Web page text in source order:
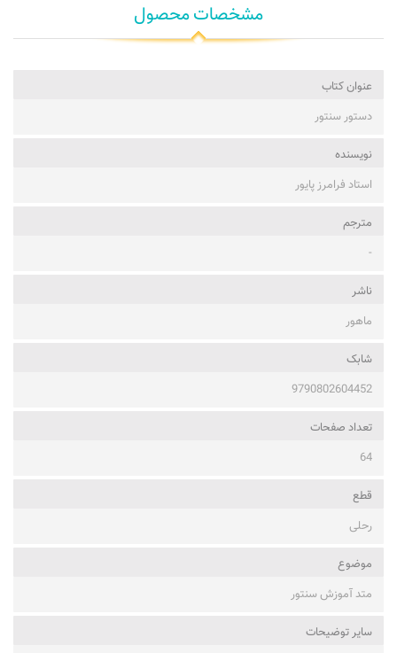
مشخصات محصول
عنوان کتاب
دستور سنتور
نویسنده
استاد فرامرز پایور
مترجم
-
ناشر
ماهور
شابک
9790802604452
تعداد صفحات
64
قطع
رحلی
موضوع
متد آموزش سنتور
ساير توضيحات